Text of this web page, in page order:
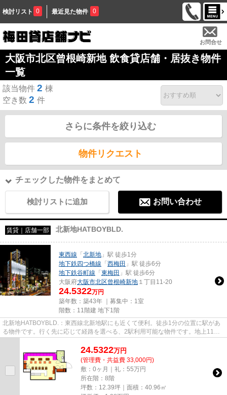
検討リスト 0 最近見た物件 0
お問合せ
大阪市北区曾根崎新地 飲食貸店舗・居抜き物件
一覧
該当物件 2 棟
空き数 2 件
さらに条件を絞り込む
物件リクエスト
チェックした物件をまとめて
検討リストに追加 お問い合わせ
賃貸｜店舗一部 北新地HATBOYBLD.
東西線 「 北新地 」駅 徒歩1分
地下鉄四つ橋線 「 西梅田 」駅 徒歩6分
地下鉄谷町線 「 東梅田 」駅 徒歩6分
大阪府大阪市北区曾根崎新地 １丁目11-20
24.5322万円
築年数：築43年 ｜募集中： 1室
階数：11階建 地下1階
北新地HATBOYBLD.：東西線北新地駅にも近くて便利。徒歩1分の位置に駅があ
る物件です。行く先に応じて経路を選べる、2駅利用可能な物件です。地上11階
24.5322万円
(管理費・共益費 33,000円)
敷：0ヶ月｜礼：55万円
所在階：8階
坪数：12.39坪｜面積：40.96㎡